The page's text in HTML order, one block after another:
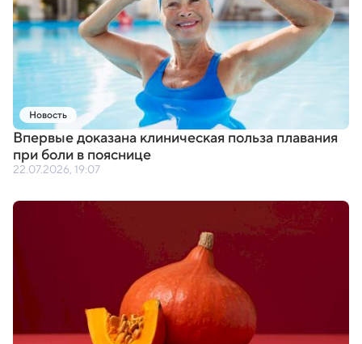
Новость
Впервые доказана клиническая польза плавания
при боли в пояснице
22.07.2026, 19:07